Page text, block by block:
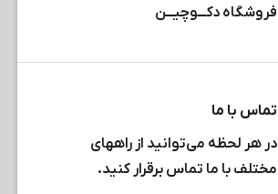
فروشگاه دکـــوچیـــن
تماس با ما
در هر لحظه می‌توانید از راههای
مختلف با ما تماس برقرار کنید.